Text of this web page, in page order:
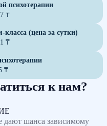
психотерапии
₸
(цена за сутки)
₸
₸
к нам?
дают шанса зависимому